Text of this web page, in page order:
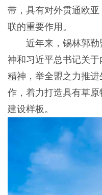
带，具有对外贯通欧
联的重要作用。
近年来，锡林郭勒
神和习近平总书记关
精神，举全盟之力推
作，着力打造具有草
建设样板。